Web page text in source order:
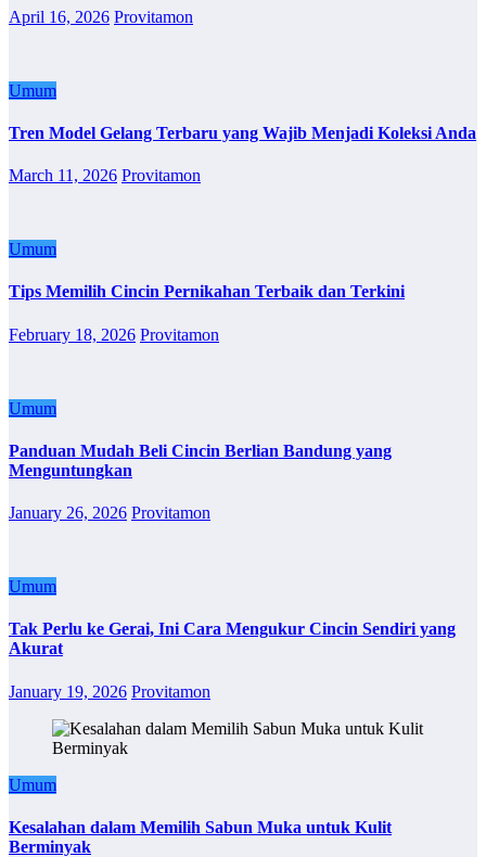
April 16, 2026 Provitamon
Umum
Tren Model Gelang Terbaru yang Wajib Menjadi Koleksi Anda
March 11, 2026 Provitamon
Umum
Tips Memilih Cincin Pernikahan Terbaik dan Terkini
February 18, 2026 Provitamon
Umum
Panduan Mudah Beli Cincin Berlian Bandung yang
Menguntungkan
January 26, 2026 Provitamon
Umum
Tak Perlu ke Gerai, Ini Cara Mengukur Cincin Sendiri yang
Akurat
January 19, 2026 Provitamon
Umum
Kesalahan dalam Memilih Sabun Muka untuk Kulit
Berminyak